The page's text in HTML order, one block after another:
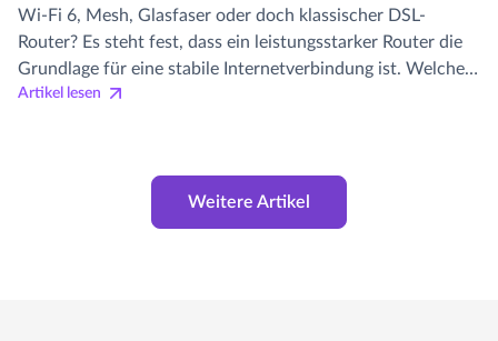
Wi-Fi 6, Mesh, Glasfaser oder doch klassischer DSL-
Router? Es steht fest, dass ein leistungsstarker Router die
Grundlage für eine stabile Internetverbindung ist. Welche
Router-Arten gibt es überhaupt? Worauf sollten Sie beim
Artikel lesen
Weitere Artikel